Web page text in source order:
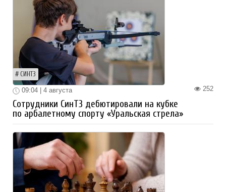
СИНТЗ
252
09:04 | 4 августа
Сотрудники СинТЗ дебютировали на кубке
по арбалетному спорту «Уральская стрела»